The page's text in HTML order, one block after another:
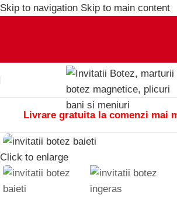
Skip to navigation Skip to main content
Livrare gratuita la comenzi mai
Click to enlarge